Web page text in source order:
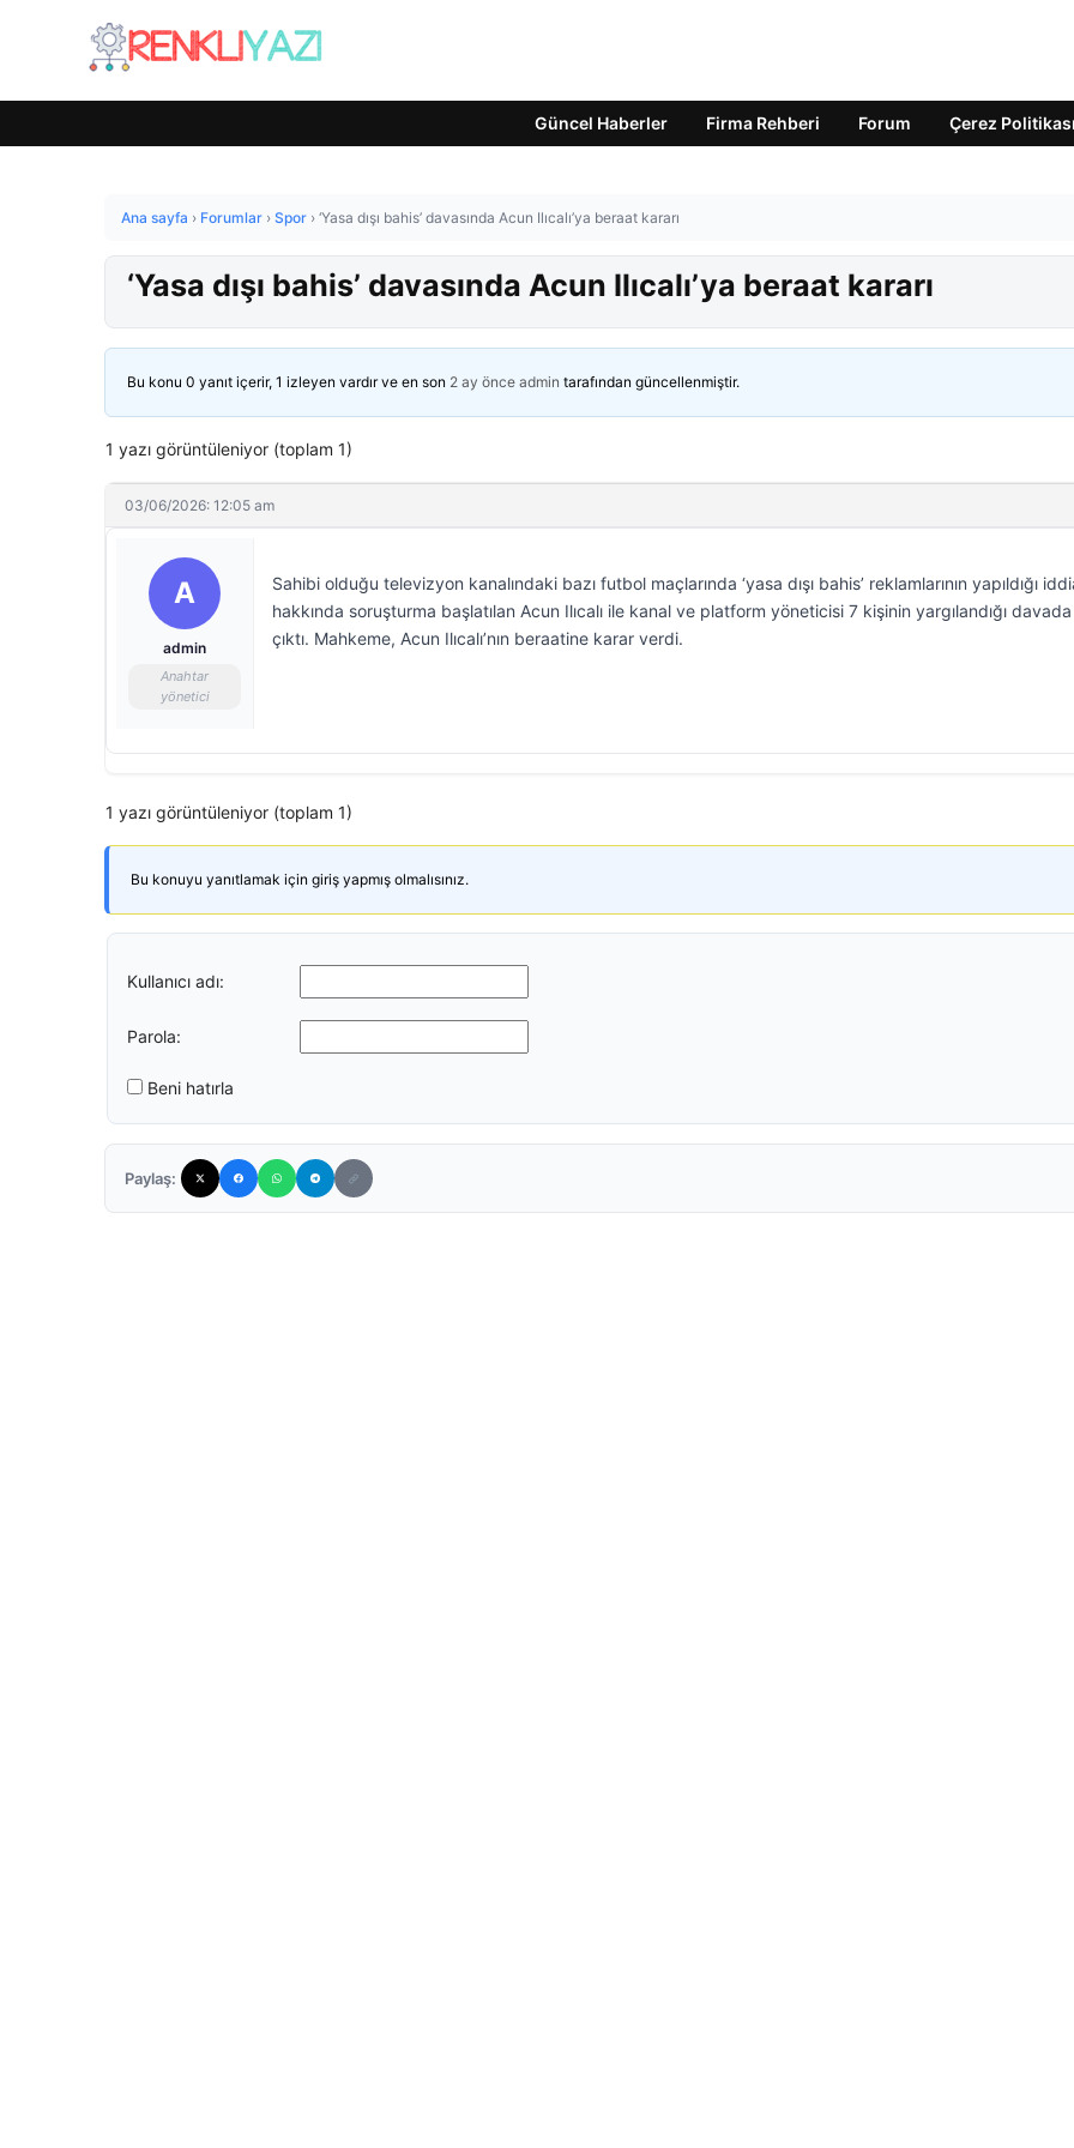
Güncel Haberler Firma Rehberi Forum Çerez Politikası
Ana sayfa › Forumlar › Spor › ‘Yasa dışı bahis’ davasında Acun Ilıcalı’ya beraat kararı
‘Yasa dışı bahis’ davasında Acun Ilıcalı’ya beraat kararı
Bu konu 0 yanıt içerir, 1 izleyen vardır ve en son 2 ay önce admin tarafından güncellenmiştir.
1 yazı görüntüleniyor (toplam 1)
03/06/2026: 12:05 am
A
admin
Anahtar
yönetici
Sahibi olduğu televizyon kanalındaki bazı futbol maçlarında ‘yasa dışı bahis’ reklamlarının yapıldığı
hakkında soruşturma başlatılan Acun Ilıcalı ile kanal ve platform yöneticisi 7 kişinin yargılandığı
çıktı. Mahkeme, Acun Ilıcalı’nın beraatine karar verdi.
1 yazı görüntüleniyor (toplam 1)
Bu konuyu yanıtlamak için giriş yapmış olmalısınız.
Kullanıcı adı:
Parola:
Beni hatırla
Paylaş: